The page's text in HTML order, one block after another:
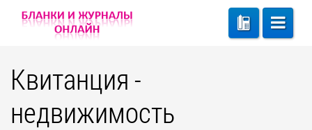
Квитанция -
недвижимость